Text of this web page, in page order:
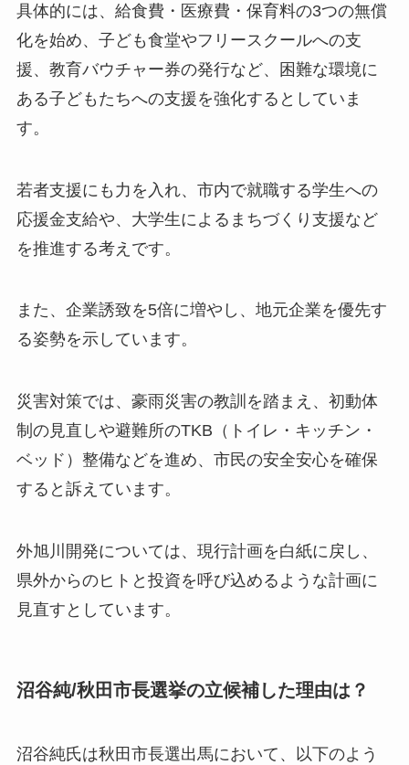
具体的には、給食費・医療費・保育料の3つの無償
化を始め、子ども食堂やフリースクールへの支
援、教育バウチャー券の発行など、困難な環境に
ある子どもたちへの支援を強化するとしていま
す。
若者支援にも力を入れ、市内で就職する学生への
応援金支給や、大学生によるまちづくり支援など
を推進する考えです。
また、企業誘致を5倍に増やし、地元企業を優先す
る姿勢を示しています。
災害対策では、豪雨災害の教訓を踏まえ、初動体
制の見直しや避難所のTKB（トイレ・キッチン・
ベッド）整備などを進め、市民の安全安心を確保
すると訴えています。
外旭川開発については、現行計画を白紙に戻し、
県外からのヒトと投資を呼び込めるような計画に
見直すとしています。
沼谷純/秋田市長選挙の立候補した理由は？
沼谷純氏は秋田市長選出馬において、以下のよう